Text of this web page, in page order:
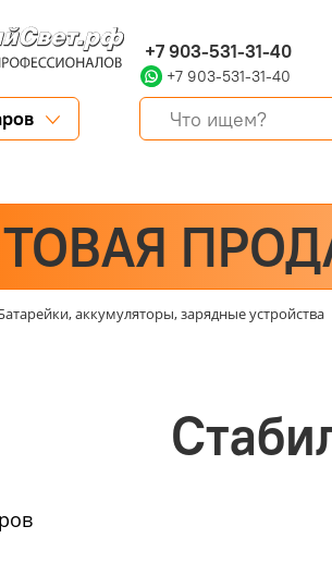
+7 903-531-31-40
+7 903-531-31-40
аккумуляторы, зарядные устройства